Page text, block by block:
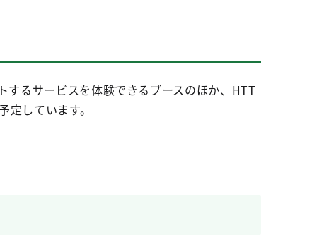
するサービスを体験できるブースのほか、HTT
しています。